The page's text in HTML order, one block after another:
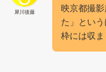
犀川後藤
映京都撮
た」とい
枠には収